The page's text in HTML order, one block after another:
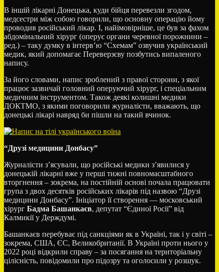
В іншій лікарні Донецька, куди бійця перевезли згодом,
медсестри між собою говорили, що основну операцію йому
проводив російський лікар. І, найімовірніше, це був за фахом
абдомінальний хірург (оперує органи черевної порожнини –
ред.) – таку думку в інтерв’ю “Схемам” озвучив український
медик, який допомагає Переверзєву позбутись випаленого
напису.
За його словами, напис зроблений з правої сторони, з якої
працює зазвичай головний оперуючий хірург, і спеціальним
медичним інструментом. Також деякі колишні медики
ДОКТМО, з якими поговорили журналісти, вважають, що
донецькі лікарі навряд би пішли на такий вчинок.
“Друзі медицини Донбасу”
Журналісти з’ясували, що російські медики з’явилися у
донецькій лікарні вже у перші тижні повномасштабного
вторгнення – зокрема, на постійній основі почала працювати
група з двох десятків російських лікарів під назвою “Друзі
медицини Донбасу”. Ініціатор її створення –– московський
хірург Бадма Башанкаєв, депутат “Єдиної Росії” від
Калмикії у Держдумі.
Башанкаєв перебуває під санкціями як в Україні, так і у світі –
зокрема, США, ЄС, Великобританії. В Україні проти нього у
2022 році відкрили справу – за посягання на територіальну
цілісність, повідомили про підозру та оголосили у розшук.